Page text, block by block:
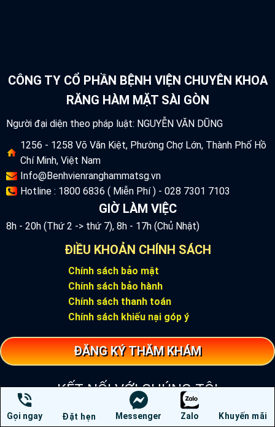
CÔNG TY CỔ PHẦN BỆNH VIỆN CHUYÊN KHOA
RĂNG HÀM MẶT SÀI GÒN
Người đại diện theo pháp luật: NGUYỄN VĂN DŨNG
1256 - 1258 Võ Văn Kiệt, Phường Chợ Lớn, Thành Phố Hồ
Chí Minh, Việt Nam
Info@Benhvienranghammatsg.vn
Hotline : 1800 6836 ( Miễn Phí ) - 028 7301 7103
GIỜ LÀM VIỆC
8h - 20h (Thứ 2 -> thứ 7), 8h - 17h (Chủ Nhật)
ĐIỀU KHOẢN CHÍNH SÁCH
Chính sách bảo mật
Chính sách bảo hành
Chính sách thanh toán
Chính sách khiếu nại góp ý
ĐĂNG KÝ THĂM KHÁM
KẾT NỐI VỚI CHÚNG TÔI
Gọi ngay Đặt hẹn Messenger Zalo Khuyến mãi